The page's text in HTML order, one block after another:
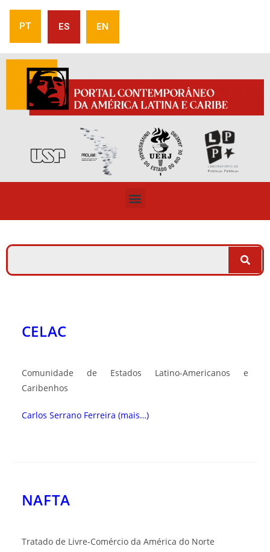
PT ES EN
CELAC
Comunidade de Estados Latino-Americanos e
Caribenhos
Carlos Serrano Ferreira (mais…)
NAFTA
Tratado de Livre-Comércio da América do Norte